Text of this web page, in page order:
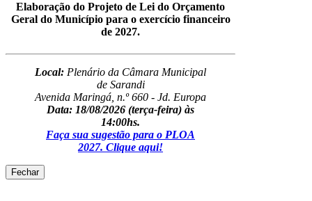
Elaboração do Projeto de Lei do Orçamento
Geral do Município para o exercício financeiro
de 2027.
Local: Plenário da Câmara Municipal
de Sarandi
Avenida Maringá, n.º 660 - Jd. Europa
Data: 18/08/2026 (terça-feira) às
14:00hs.
Faça sua sugestão para o PLOA
2027. Clique aqui!
Fechar